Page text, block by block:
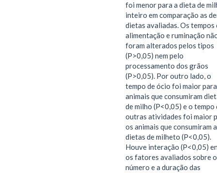
foi menor para a dieta de
inteiro em comparação as
dietas avaliadas. Os tempos
alimentação e ruminação
foram alterados pelos tipos
(P>0,05) nem pelo
processamento dos grãos
(P>0,05). Por outro lado, o
tempo de ócio foi maior
animais que consumiram
de milho (P<0,05) e o tempo
outras atividades foi maior
os animais que consumiram
dietas de milheto (P<0,05).
Houve interação (P<0,05)
os fatores avaliados sobre o
número e a duração das